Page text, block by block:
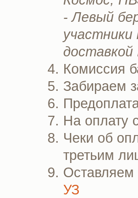
- Левый
участники
Комиссия
Забираем
На оплату
Чеки об
третьим
УЗ